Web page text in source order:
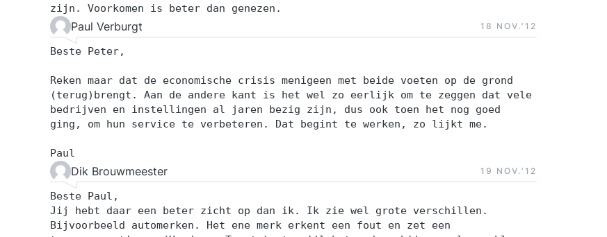
zijn. Voorkomen is beter dan genezen.
Paul Verburgt 18 NOV.‘12
Beste Peter,
Reken maar dat de economische crisis menigeen met beide voeten op de grond
(terug)brengt. Aan de andere kant is het wel zo eerlijk om te zeggen dat vele
bedrijven en instellingen al jaren bezig zijn, dus ook toen het nog goed
ging, om hun service te verbeteren. Dat begint te werken, zo lijkt me.
Paul
Dik Brouwmeester 19 NOV.‘12
Beste Paul,
Jij hebt daar een beter zicht op dan ik. Ik zie wel grote verschillen.
Bijvoorbeeld automerken. Het ene merk erkent een fout en zet een